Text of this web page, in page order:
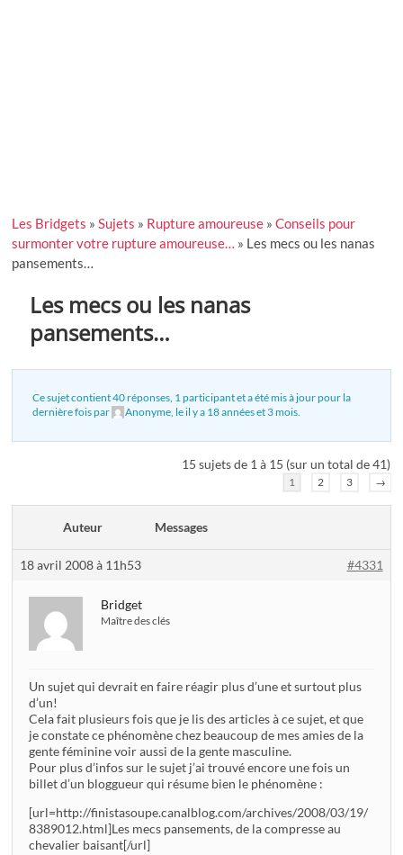
Les Bridgets »Sujets » Rupture amoureuse »Conseils pour
surmonter votre rupture amoureuse… » Les mecs ou les nanas
pansements…
Les mecs ou les nanas
pansements…
Ce sujet contient 40 réponses, 1 participant et a été mis à jour pour la
dernière fois par
Anonyme , leil y a 18 années et 3 mois
15 sujets de 1 à 15 (sur un total de 41)
1 2 3 →
Auteur Messages
18 avril 2008 à 11h53 #4331
Bridget
Maître des clés
Un sujet qui devrait en faire réagir plus d’une et surtout plus
d’un!
Cela fait plusieurs fois que je lis des articles à ce sujet, et que
je constate ce phénomène chez beaucoup de mes amies de la
gente féminine voir aussi de la gente masculine.
Pour plus d’infos sur le sujet j’ai trouvé encore une fois un
billet d’un bloggueur qui résume bien le phénomène :
[url=http://finistasoupe.canalblog.com/archives/2008/03/19/
8389012.html]Les mecs pansements, de la compresse au
chevalier baisant[/url]